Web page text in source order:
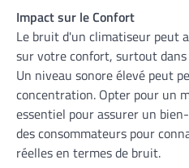
Impact sur le Confort
Le bruit d'un climatiseur peut
sur votre confort, surtout
Un niveau sonore élevé peut
concentration. Opter pour un
essentiel pour assurer un
des consommateurs pour
réelles en termes de bruit.